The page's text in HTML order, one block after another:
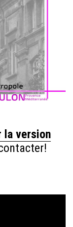
la version